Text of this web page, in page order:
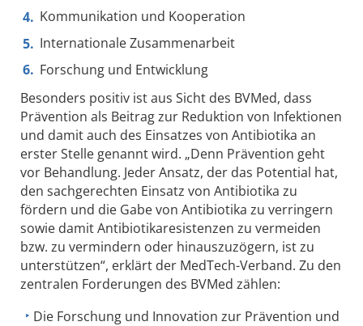
Kommunikation und Kooperation
Internationale Zusammenarbeit
Forschung und Entwicklung
Besonders positiv ist aus Sicht des BVMed, dass
Prävention als Beitrag zur Reduktion von Infektionen
und damit auch des Einsatzes von Antibiotika an
erster Stelle genannt wird. „Denn Prävention geht
vor Behandlung. Jeder Ansatz, der das Potential hat,
den sachgerechten Einsatz von Antibiotika zu
fördern und die Gabe von Antibiotika zu verringern
sowie damit Antibiotikaresistenzen zu vermeiden
bzw. zu vermindern oder hinauszuzögern, ist zu
unterstützen“, erklärt der MedTech-Verband. Zu den
zentralen Forderungen des BVMed zählen:
Die Forschung und Innovation zur Prävention und